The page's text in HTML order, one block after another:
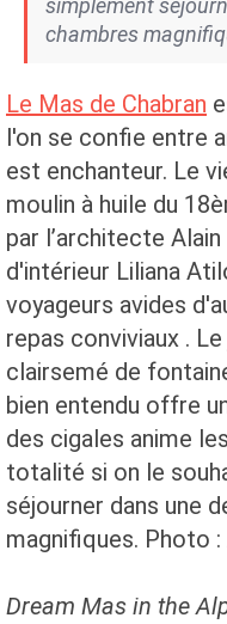
simplement
chambres
Le Mas de Chabran
l'on se confie entre
est enchanteur. Le
moulin à huile du
par l’architecte
d'intérieur Liliana
voyageurs avides
repas conviviaux .
clairsemé de
bien entendu offre
des cigales anime
totalité si on le
séjourner dans une
magnifiques. Photo
Dream Mas in the